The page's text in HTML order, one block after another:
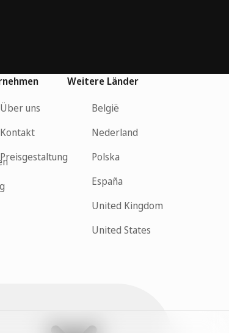
Über uns
Kontakt
Preisgestaltung
Weitere Länder
België
Nederland
Polska
España
United Kingdom
United States